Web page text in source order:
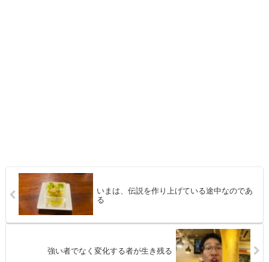
いまは、伝説を作り上げている途中なのであ
る
強い者でなく変化する者が生き残る